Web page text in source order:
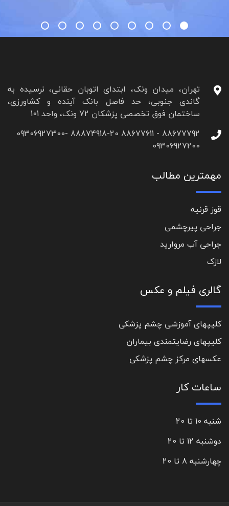
تهران، میدان ونک، ابتدای اتوبان حقانی، نرسیده به
گاندی جنوبی، حد فاصل بانک آینده و کشاورزی،
ساختمان فوق تخصصی پزشکان 72 ونک، واحد 101
88677792 - 88677611 88874918-20 09306927300-
09306927200
مهمترین مطالب
قوز قرنیه
جراحی پیرچشمی
جراحی آب مروارید
لازک
گالری فیلم و عکس
کلیپهای آموزشی چشم پزشکی
کلیپهای رضایتمندی بیماران
عکسهای مرکز چشم پزشکی
ساعات کار
شنبه 10 تا 20
دوشنبه 12 تا 20
چهارشنبه 8 تا 20